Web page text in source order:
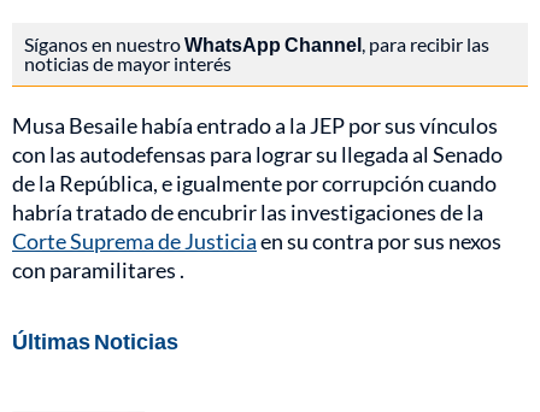
Síganos en nuestroWhatsApp Channel, para recibir las
noticias de mayor interés
Musa Besaile había entrado a la JEP por sus vínculos
con las autodefensas para lograr su llegada al Senado
de la República, e igualmente por corrupción cuando
habría tratado de encubrir las investigaciones de la
Corte Suprema de Justiciaen su contra por sus nexos
con paramilitares .
Últimas Noticias